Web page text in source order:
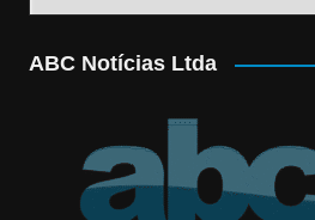
ABC Notícias Ltda